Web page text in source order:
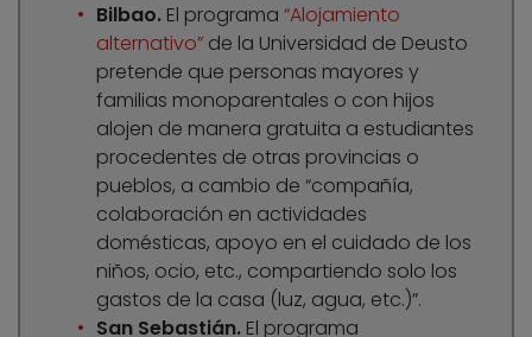
Bilbao. El programa “Alojamiento
alternativo” de la Universidad de Deusto
pretende que personas mayores y
familias monoparentales o con hijos
alojen de manera gratuita a estudiantes
procedentes de otras provincias o
pueblos, a cambio de “compañía,
colaboración en actividades
domésticas, apoyo en el cuidado de los
niños, ocio, etc., compartiendo solo los
gastos de la casa (luz, agua, etc.)”.
San Sebastián. El programa